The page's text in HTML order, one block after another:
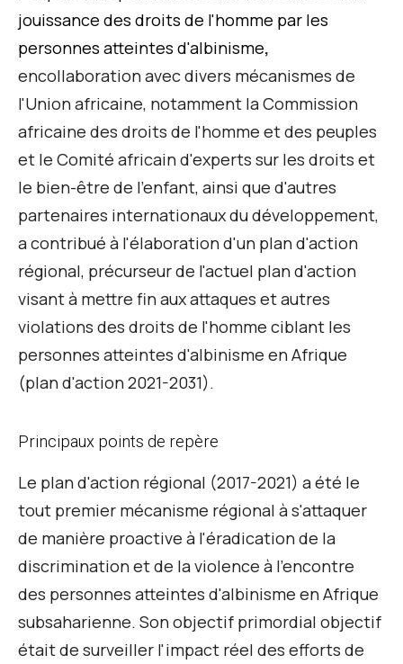
jouissance des droits de l'homme par les
personnes atteintes d'albinisme,
encollaboration avec divers mécanismes de
l'Union africaine, notamment la Commission
africaine des droits de l'homme et des peuples
et le Comité africain d'experts sur les droits et
le bien-être de l'enfant, ainsi que d'autres
partenaires internationaux du développement,
a contribué à l'élaboration d'un plan d'action
régional, précurseur de l'actuel plan d'action
visant à mettre fin aux attaques et autres
violations des droits de l'homme ciblant les
personnes atteintes d'albinisme en Afrique
(plan d'action 2021-2031).
Principaux points de repère
Le plan d'action régional (2017-2021) a été le
tout premier mécanisme régional à s'attaquer
de manière proactive à l'éradication de la
discrimination et de la violence à l'encontre
des personnes atteintes d'albinisme en Afrique
subsaharienne. Son objectif primordial objectif
était de surveiller l'impact réel des efforts de